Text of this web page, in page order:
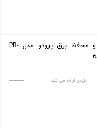
چند راهی و محافظ برق پرودو مدل PB-
بزودی ارائه می شود